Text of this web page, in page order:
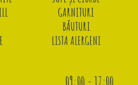
GARNITURI
BĂUTURI
LISTA ALERGENI
09:00 - 17:00